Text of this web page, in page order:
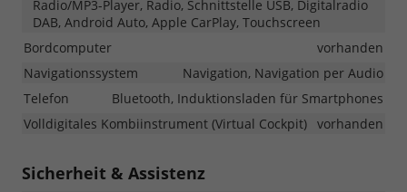
Radio/MP3-Player, Radio, Schnittstelle USB, Digitalradio
DAB, Android Auto, Apple CarPlay, Touchscreen
Bordcomputer
vorhanden
Navigationssystem
Navigation, Navigation per Audio
Telefon
Bluetooth, Induktionsladen für Smartphones
Volldigitales Kombiinstrument (Virtual Cockpit) vorhanden
Sicherheit & Assistenz